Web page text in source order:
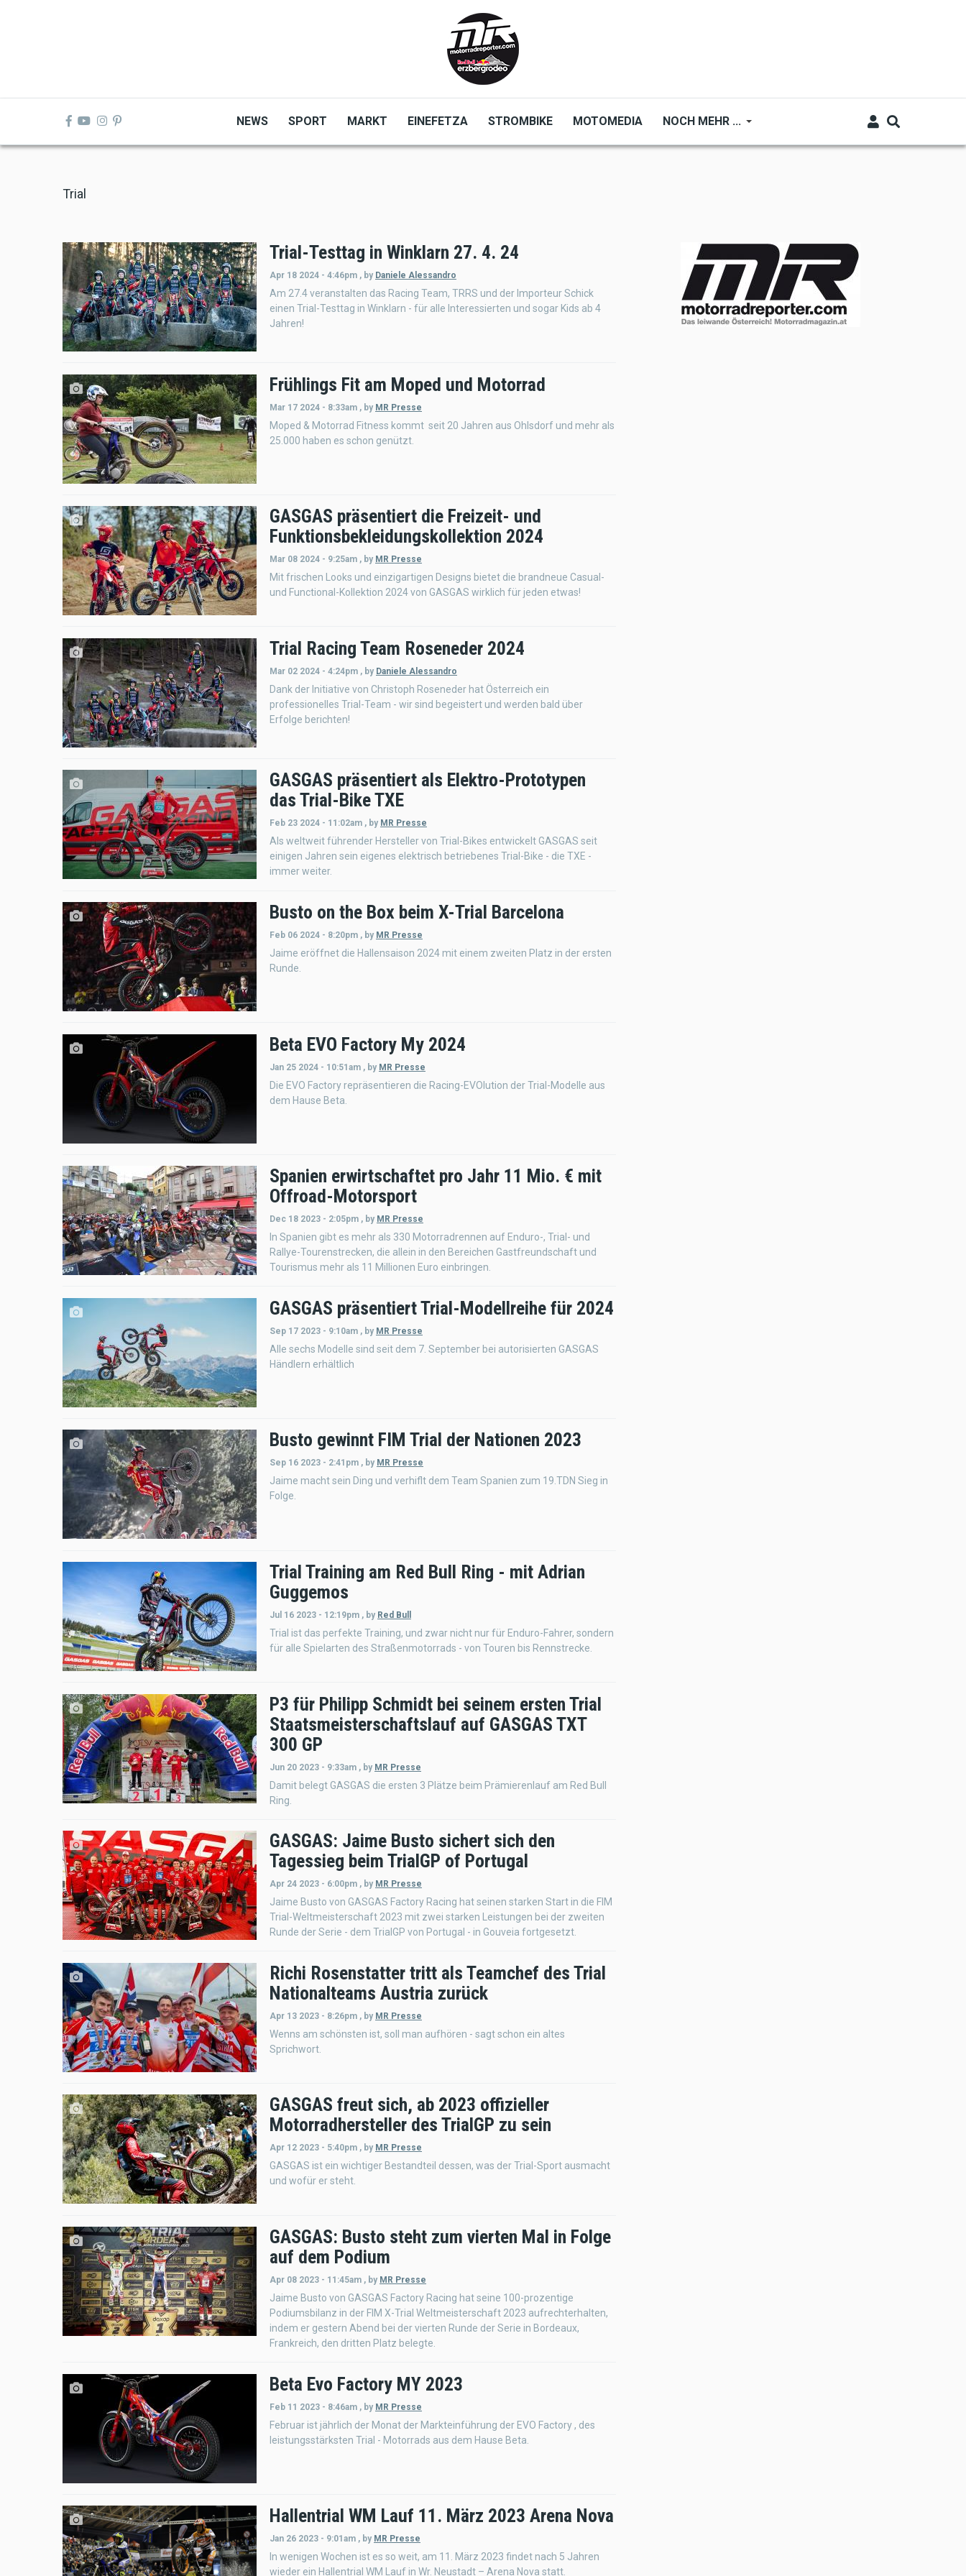
NEWS SPORT MARKT EINEFETZA STROMBIKE MOTOMEDIA NOCH MEHR ...
Trial
Trial-Testtag in Winklarn 27. 4. 24
Apr 18 2024 - 4:46pm , by Daniele Alessandro
Am 27.4 veranstalten das Racing Team, TRRS und der Importeur Schick
einen Trial-Testtag in Winklarn - für alle Interessierten und sogar Kids ab 4
Jahren!
Frühlings Fit am Moped und Motorrad
Mar 17 2024 - 8:33am , by MR Presse
Moped & Motorrad Fitness kommt seit 20 Jahren aus Ohlsdorf und mehr als
25.000 haben es schon genützt.
GASGAS präsentiert die Freizeit- und
Funktionsbekleidungskollektion 2024
Mar 08 2024 - 9:25am , by MR Presse
Mit frischen Looks und einzigartigen Designs bietet die brandneue Casual-
und Functional-Kollektion 2024 von GASGAS wirklich für jeden etwas!
Trial Racing Team Roseneder 2024
Mar 02 2024 - 4:24pm , by Daniele Alessandro
Dank der Initiative von Christoph Roseneder hat Österreich ein
professionelles Trial-Team - wir sind begeistert und werden bald über
Erfolge berichten!
GASGAS präsentiert als Elektro-Prototypen
das Trial-Bike TXE
Feb 23 2024 - 11:02am , by MR Presse
Als weltweit führender Hersteller von Trial-Bikes entwickelt GASGAS seit
einigen Jahren sein eigenes elektrisch betriebenes Trial-Bike - die TXE -
immer weiter.
Busto on the Box beim X-Trial Barcelona
Feb 06 2024 - 8:20pm , by MR Presse
Jaime eröffnet die Hallensaison 2024 mit einem zweiten Platz in der ersten
Runde.
Beta EVO Factory My 2024
Jan 25 2024 - 10:51am , by MR Presse
Die EVO Factory repräsentieren die Racing-EVOlution der Trial-Modelle aus
dem Hause Beta.
Spanien erwirtschaftet pro Jahr 11 Mio. € mit
Offroad-Motorsport
Dec 18 2023 - 2:05pm , by MR Presse
In Spanien gibt es mehr als 330 Motorradrennen auf Enduro-, Trial- und
Rallye-Tourenstrecken, die allein in den Bereichen Gastfreundschaft und
Tourismus mehr als 11 Millionen Euro einbringen.
GASGAS präsentiert Trial-Modellreihe für 2024
Sep 17 2023 - 9:10am , by MR Presse
Alle sechs Modelle sind seit dem 7. September bei autorisierten GASGAS
Händlern erhältlich
Busto gewinnt FIM Trial der Nationen 2023
Sep 16 2023 - 2:41pm , by MR Presse
Jaime macht sein Ding und verhiflt dem Team Spanien zum 19.TDN Sieg in
Folge.
Trial Training am Red Bull Ring - mit Adrian
Guggemos
Jul 16 2023 - 12:19pm , by Red Bull
Trial ist das perfekte Training, und zwar nicht nur für Enduro-Fahrer, sondern
für alle Spielarten des Straßenmotorrads - von Touren bis Rennstrecke.
P3 für Philipp Schmidt bei seinem ersten Trial
Staatsmeisterschaftslauf auf GASGAS TXT
300 GP
Jun 20 2023 - 9:33am , by MR Presse
Damit belegt GASGAS die ersten 3 Plätze beim Prämierenlauf am Red Bull
Ring.
GASGAS: Jaime Busto sichert sich den
Tagessieg beim TrialGP of Portugal
Apr 24 2023 - 6:00pm , by MR Presse
Jaime Busto von GASGAS Factory Racing hat seinen starken Start in die FIM
Trial-Weltmeisterschaft 2023 mit zwei starken Leistungen bei der zweiten
Runde der Serie - dem TrialGP von Portugal - in Gouveia fortgesetzt.
Richi Rosenstatter tritt als Teamchef des Trial
Nationalteams Austria zurück
Apr 13 2023 - 8:26pm , by MR Presse
Wenns am schönsten ist, soll man aufhören - sagt schon ein altes
Sprichwort.
GASGAS freut sich, ab 2023 offizieller
Motorradhersteller des TrialGP zu sein
Apr 12 2023 - 5:40pm , by MR Presse
GASGAS ist ein wichtiger Bestandteil dessen, was der Trial-Sport ausmacht
und wofür er steht.
GASGAS: Busto steht zum vierten Mal in Folge
auf dem Podium
Apr 08 2023 - 11:45am , by MR Presse
Jaime Busto von GASGAS Factory Racing hat seine 100-prozentige
Podiumsbilanz in der FIM X-Trial Weltmeisterschaft 2023 aufrechterhalten,
indem er gestern Abend bei der vierten Runde der Serie in Bordeaux,
Frankreich, den dritten Platz belegte.
Beta Evo Factory MY 2023
Feb 11 2023 - 8:46am , by MR Presse
Februar ist jährlich der Monat der Markteinführung der EVO Factory , des
leistungsstärksten Trial - Motorrads aus dem Hause Beta.
Hallentrial WM Lauf 11. März 2023 Arena Nova
Jan 26 2023 - 9:01am , by MR Presse
In wenigen Wochen ist es so weit, am 11. März 2023 findet nach 5 Jahren
wieder ein Hallentrial WM Lauf in Wr. Neustadt – Arena Nova statt.